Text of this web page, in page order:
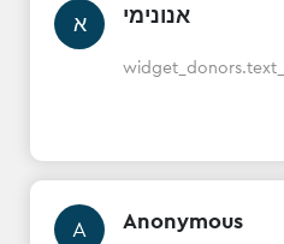
א אנונימי
A Anonymous